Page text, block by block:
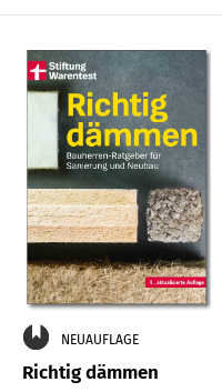
NEUAUFLAGE
Richtig dämmen